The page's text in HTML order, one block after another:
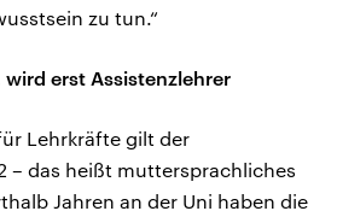
zu tun.“
wird erst Assistenzlehrer
Lehrkräfte gilt der
– das heißt muttersprachliches
Jahren an der Uni haben die